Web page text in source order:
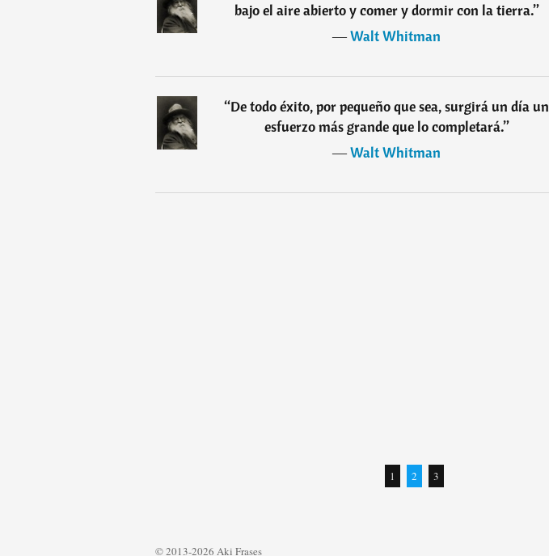
bajo el aire abierto y comer y dormir con la tierra.”
―Walt Whitman
“De todo éxito, por pequeño que sea, surgirá un día un
esfuerzo más grande que lo completará.”
―Walt Whitman
1 2 3
© 2013-2026 Aki Frases